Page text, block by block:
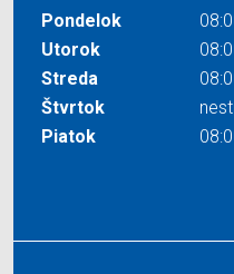
Pondelok
Utorok
Streda
Štvrtok
Piatok